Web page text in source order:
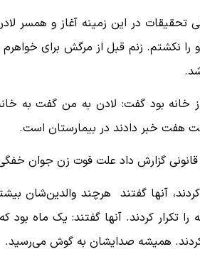
تحقیقات در این زمینه آغاز و همسر
را نکشتم. زنم قبل از مرگش برای
خانه بود گفت: لادن به من گفت به
هفت خبر دادند در بیمارستان است.
گزارش داد علت فوت زن جوان
آنها گفتند هرچند والدین‌شان
تکرار کردند. آنها گفتند: یک ماه بود
همیشه صدایشان به گوش می‌رسید.